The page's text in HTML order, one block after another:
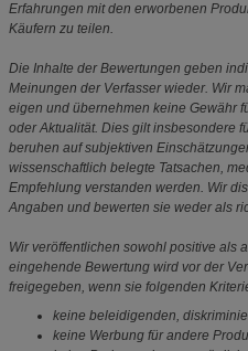
Erfahrungen mit den erworbenen
Käufern zu teilen.
Die Inhalte der Bewertungen geben
Meinungen der Verfasser wieder. Wir
eigen und übernehmen keine Gewähr
oder Aktualität. Dies gilt insbesondere
beruhen auf subjektiven
wissenschaftlich belegte Tatsachen,
Empfehlung verstanden werden. Wir
Angaben und bewerten sie weder als
Wir veröffentlichen sowohl positive als
eingehende Bewertung wird vor der
freigegeben, wenn sie folgenden
keine beleidigenden,
keine Werbung für andere